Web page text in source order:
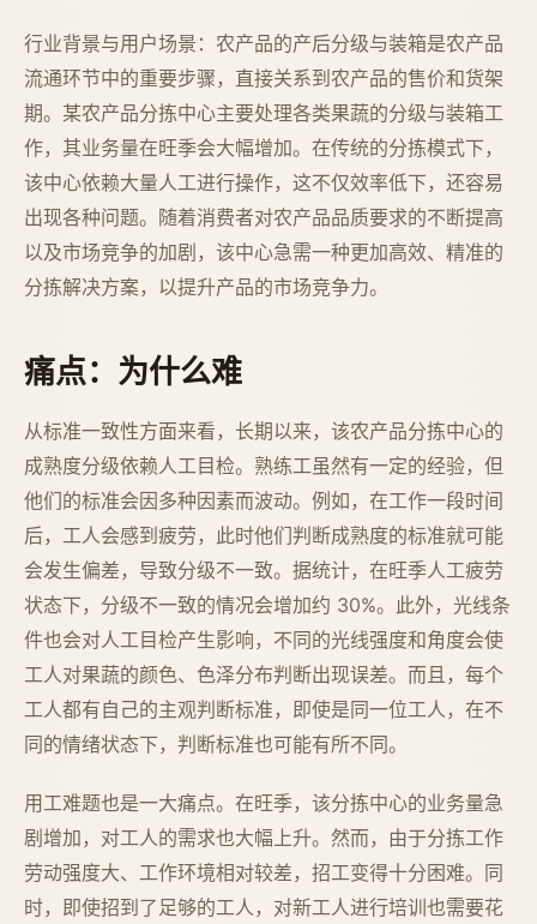
行业背景与用户场景：农产品的产后分级与装箱是农产品
流通环节中的重要步骤，直接关系到农产品的售价和货架
期。某农产品分拣中心主要处理各类果蔬的分级与装箱工
作，其业务量在旺季会大幅增加。在传统的分拣模式下，
该中心依赖大量人工进行操作，这不仅效率低下，还容易
出现各种问题。随着消费者对农产品品质要求的不断提高
以及市场竞争的加剧，该中心急需一种更加高效、精准的
分拣解决方案，以提升产品的市场竞争力。
痛点：为什么难
从标准一致性方面来看，长期以来，该农产品分拣中心的
成熟度分级依赖人工目检。熟练工虽然有一定的经验，但
他们的标准会因多种因素而波动。例如，在工作一段时间
后，工人会感到疲劳，此时他们判断成熟度的标准就可能
会发生偏差，导致分级不一致。据统计，在旺季人工疲劳
状态下，分级不一致的情况会增加约 30%。此外，光线条
件也会对人工目检产生影响，不同的光线强度和角度会使
工人对果蔬的颜色、色泽分布判断出现误差。而且，每个
工人都有自己的主观判断标准，即使是同一位工人，在不
同的情绪状态下，判断标准也可能有所不同。
用工难题也是一大痛点。在旺季，该分拣中心的业务量急
剧增加，对工人的需求也大幅上升。然而，由于分拣工作
劳动强度大、工作环境相对较差，招工变得十分困难。同
时，即使招到了足够的工人，对新工人进行培训也需要花